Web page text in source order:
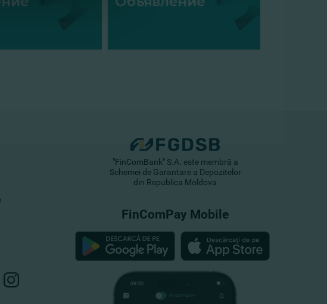
"FinComBank" S.A. este membră a
Schemei de Garantare a Depozitelor
din Republica Moldova
FinComPay Mobile